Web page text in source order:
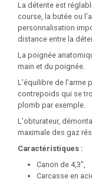
La détente est
course, la butée ou
personnalisation
distance entre la
La poignée
main et du poignée.
L'équilibre de l'arme
contrepoids qui se
plomb par exemple.
L'obturateur,
maximale des gaz
Caractéristiques :
Canon de 4,3",
Carcasse en